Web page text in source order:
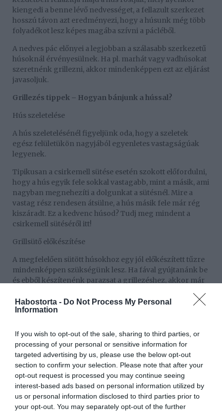
Habostorta - Do Not Process My Personal
Information
If you wish to opt-out of the sale, sharing to third parties, or
processing of your personal or sensitive information for
targeted advertising by us, please use the below opt-out
section to confirm your selection. Please note that after your
opt-out request is processed you may continue seeing
interest-based ads based on personal information utilized by
us or personal information disclosed to third parties prior to
your opt-out. You may separately opt-out of the further
kiengedi a benne lévő nedvességet, a fellazult szerkezet
hosszú távon azt eredményezi, hogy a húsunk még több
folyadékot lesz képes magába szívni a pácléből.
A nedves pác előnyei a legjobban a szálasabb szerkezetű
húsoknál érvényesülnek. Ha pl. marhát vagy vadhúsokat
szeretnénk grillezni, akkor mindenképpen ezt az eljárást
javasoljuk.
Grillezés tippek – Hogyan bánjunk a hússal?
Hús szeletelése
A hús szeletelésénél figyeljünk oda, hogy a szeletek
egész felületükön nagyjából egyenletes vastagságúak
legyenek.
Tipikusan a csirkemell sütése esetén szokott előfordulni,
hogy a hús egyik fele sokkal vastagabb, mint a másik, ami
nagyban megnehezíti a dolgunkat a sütésnél. Mire a
vastag rész rendesen átsülne, a hús másik fele már rég
kiszáradt. Ez a kedvenc húsod? Tudj meg mindent a
csirkemell sütéséről itt!
Grillsütő előkészítése
A megfelelően sütött húsokhoz egy jól előkészített tűzre
mindenképpen szükségünk lesz. Ha fával gyújtanánk be
és ebből készítenénk parazsat a grillezéshez, akkor már
mennyiségétől nagyban függ az idő).
lángol a tűz, ebben az esteben ugyanis egy kívül
feketeére sült, belül akár nyers hússzelet lehet a
végeredmény. Grillezni mindig parázson kezdjünk el!
Ha gyorsítani szeretnénk a folyamaton, akkor
nyugodtan használjunk faszenet vagy brikettet, amiket a
nyári szezonban a legtöbb hipermarketben be tudunk
szerezni.